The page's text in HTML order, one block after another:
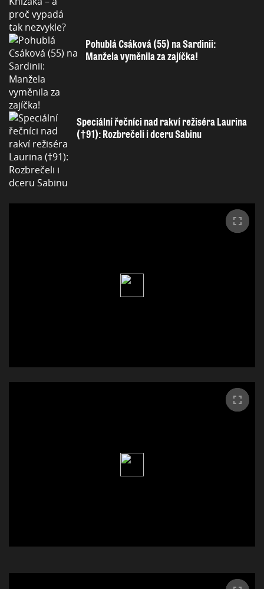
Pohublá Csáková (55) na Sardinii:
Manžela vyměnila za zajíčka!
Speciální řečníci nad rakví režiséra Laurina
(†91): Rozbrečeli i dceru Sabinu